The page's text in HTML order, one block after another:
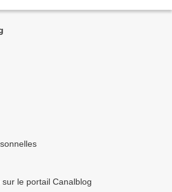
le portail Canalblog